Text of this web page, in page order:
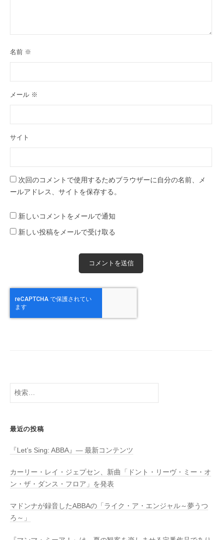
名前 ※
メール ※
サイト
次回のコメントで使用するためブラウザーに自分の名前、メ
ールアドレス、サイトを保存する。
新しいコメントをメールで通知
新しい投稿をメールで受け取る
検
最近の投稿
『Let’s Sing: ABBA』― 最新コンテンツ
カーリー・レイ・ジェプセン、新曲「ドント・リーヴ・ミー・オ
ン・ザ・ダンス・フロア」を発表
マドンナが録音したABBAの「ライク・ア・エンジャル～夢うつ
ろ～」